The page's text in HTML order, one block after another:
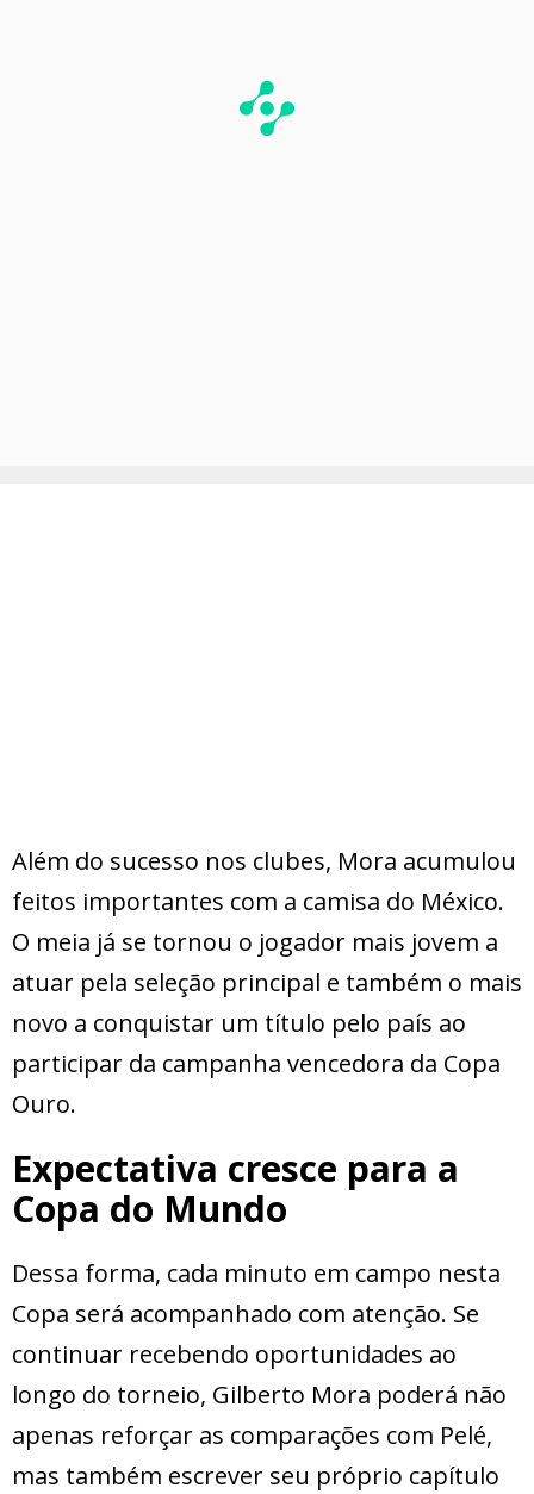
Além do sucesso nos clubes, Mora acumulou
feitos importantes com a camisa do México.
O meia já se tornou o jogador mais jovem a
atuar pela seleção principal e também o mais
novo a conquistar um título pelo país ao
participar da campanha vencedora da Copa
Ouro.
Expectativa cresce para a
Copa do Mundo
Dessa forma, cada minuto em campo nesta
Copa será acompanhado com atenção. Se
continuar recebendo oportunidades ao
longo do torneio, Gilberto Mora poderá não
apenas reforçar as comparações com Pelé,
mas também escrever seu próprio capítulo